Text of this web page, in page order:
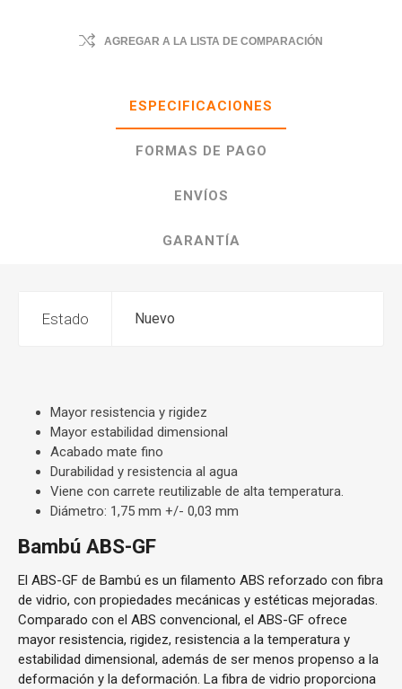
AGREGAR A LA LISTA DE COMPARACIÓN
ESPECIFICACIONES
FORMAS DE PAGO
ENVÍOS
GARANTÍA
Estado Nuevo
Mayor resistencia y rigidez
Mayor estabilidad dimensional
Acabado mate fino
Durabilidad y resistencia al agua
Viene con carrete reutilizable de alta temperatura.
Diámetro: 1,75 mm +/- 0,03 mm
Bambú ABS-GF
El ABS-GF de Bambú es un filamento ABS reforzado con fibra
de vidrio, con propiedades mecánicas y estéticas mejoradas.
Comparado con el ABS convencional, el ABS-GF ofrece
mayor resistencia, rigidez, resistencia a la temperatura y
estabilidad dimensional, además de ser menos propenso a la
deformación y la deformación. La fibra de vidrio proporciona